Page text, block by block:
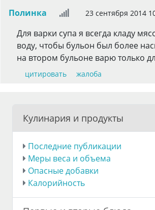
Полинка
23 сентября 2014
Для варки супа я всегда кладу
воду, чтобы бульон был более
на втором бульоне варю только
цитировать жалоба
Кулинария и продукты
Последние публикации
Меры веса и объема
Опасные добавки
Калорийность